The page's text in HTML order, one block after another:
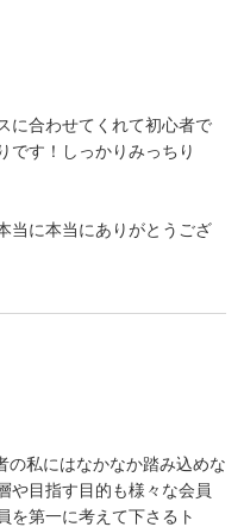
に合わせてくれて初心者で
です！しっかりみっちり
当に本当にありがとうござ
の私にはなかなか踏み込めな
や目指す目的も様々な会員
を第一に考えて下さるト